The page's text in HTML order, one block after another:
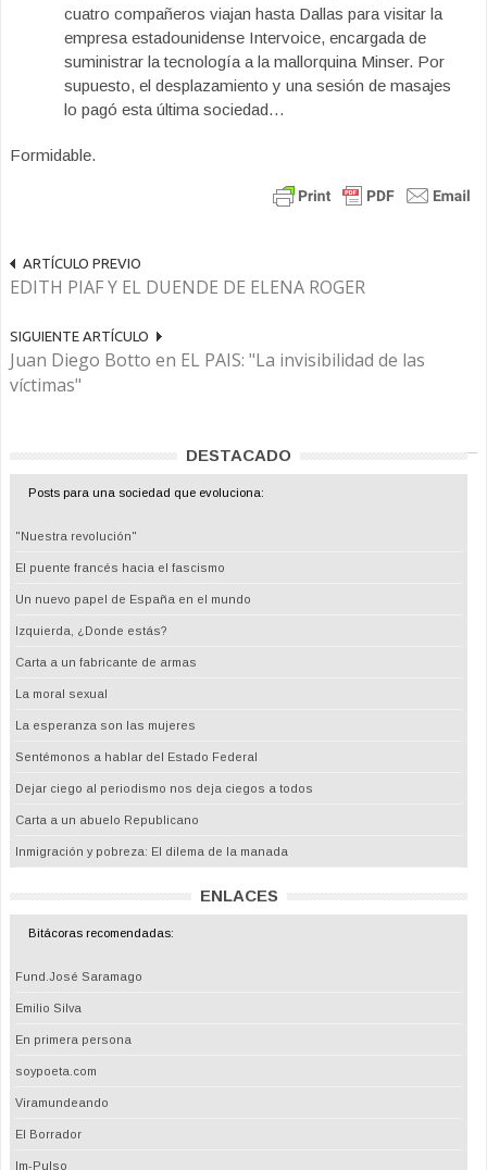
cuatro compañeros viajan hasta Dallas para visitar la
empresa estadounidense Intervoice, encargada de
suministrar la tecnología a la mallorquina Minser. Por
supuesto, el desplazamiento y una sesión de masajes
lo pagó esta última sociedad…
Formidable.
ARTÍCULO PREVIO
EDITH PIAF Y EL DUENDE DE ELENA ROGER
SIGUIENTE ARTÍCULO
Juan Diego Botto en EL PAIS: "La invisibilidad de las
víctimas"
DESTACADO
Posts para una sociedad que evoluciona:
"Nuestra revolución"
El puente francés hacia el fascismo
Un nuevo papel de España en el mundo
Izquierda, ¿Donde estás?
Carta a un fabricante de armas
La moral sexual
La esperanza son las mujeres
Sentémonos a hablar del Estado Federal
Dejar ciego al periodismo nos deja ciegos a todos
Carta a un abuelo Republicano
Inmigración y pobreza: El dilema de la manada
ENLACES
Bitácoras recomendadas:
Fund.José Saramago
Emilio Silva
En primera persona
soypoeta.com
Viramundeando
El Borrador
Im-Pulso